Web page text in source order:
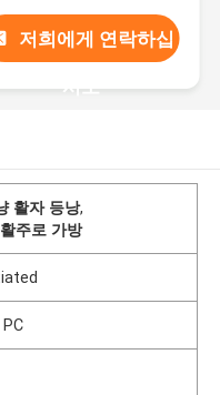
저희에게 연락하십
시오
활자 등낭,
주로 가방